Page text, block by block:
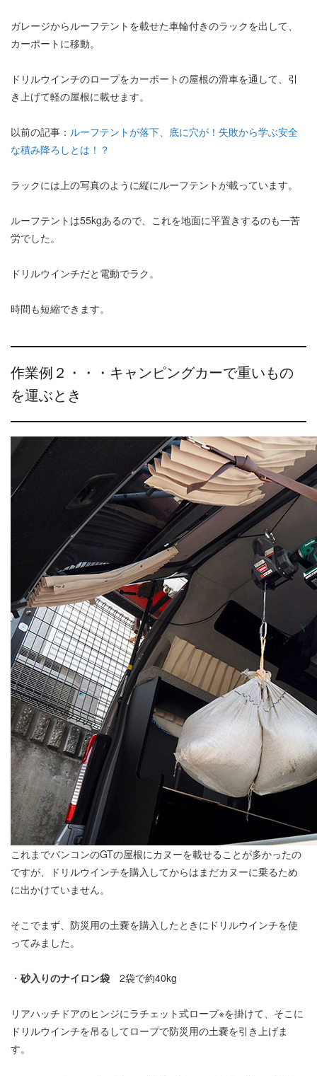
ガレージからルーフテントを載せた車輪付きのラックを出して、
カーポートに移動。
ドリルウインチのロープをカーポートの屋根の滑車を通して、引
き上げて軽の屋根に載せます。
以前の記事： ルーフテントが落下、底に穴が！失敗から学ぶ安全
な積み降ろしとは！？
ラックには上の写真のように縦にルーフテントが載っています。
ルーフテントは55kgあるので、これを地面に平置きするのも一苦
労でした。
ドリルウインチだと電動でラク。
時間も短縮できます。
作業例２・・・キャンピングカーで重いもの
を運ぶとき
これまでバンコンのGTの屋根にカヌーを載せることが多かったの
ですが、ドリルウインチを購入してからはまだカヌーに乗るため
に出かけていません。
そこでまず、防災用の土嚢を購入したときにドリルウインチを使
ってみました。
・ 砂入りのナイロン袋 2袋で約40kg
リアハッチドアのヒンジにラチェット式ロープ※を掛けて、そこに
ドリルウインチを吊るしてロープで防災用の土嚢を引き上げま
す。